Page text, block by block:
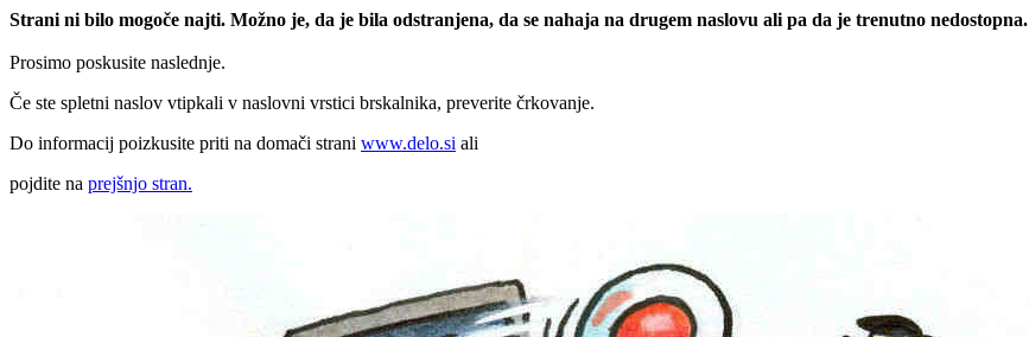
Strani ni bilo mogoče najti. Možno je, da je bila odstranjena, da se nahaja na drugem naslovu ali pa da je trenutno nedostopna.
Prosimo poskusite naslednje.
Če ste spletni naslov vtipkali v naslovni vrstici brskalnika, preverite črkovanje.
Do informacij poizkusite priti na domači strani www.delo.si ali
pojdite na prejšnjo stran.